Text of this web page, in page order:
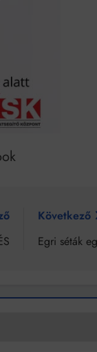
Következő
Egri séták